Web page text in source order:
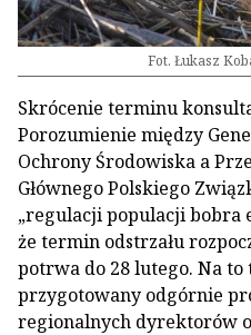
Fot. Łukasz
Skrócenie terminu
Porozumienie między
Ochrony Środowiska a
Głównego Polskiego
„regulacji populacji bobra
że termin odstrzału
potrwa do 28 lutego. Na to
przygotowany odgórnie
regionalnych dyrektorów